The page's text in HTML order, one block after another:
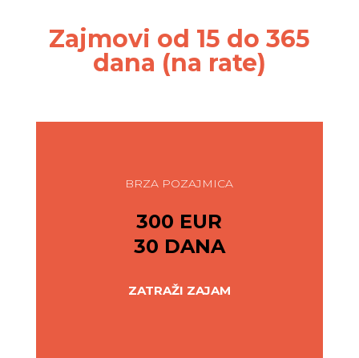
Zajmovi od 15 do 365
dana (na rate)
BRZA POZAJMICA
300 EUR
30 DANA
ZATRAŽI ZAJAM